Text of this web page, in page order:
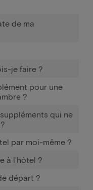
de ma
je faire ?
pour une
?
qui ne
par moi-même ?
à l'hôtel ?
départ ?